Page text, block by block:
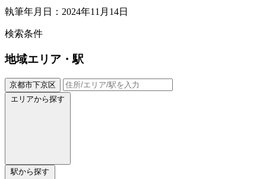
執筆年月日：2024年11月14日
検索条件
地域エリア・駅
京都市下京区
エリアから探す
駅から探す